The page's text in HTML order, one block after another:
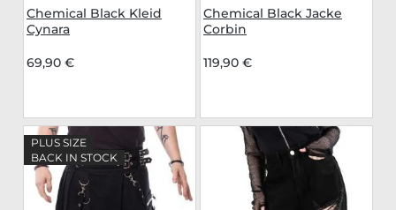
Chemical Black Kleid
Cynara
69,90 €
Chemical Black Jacke
Corbin
119,90 €
PLUS SIZE
BACK IN STOCK